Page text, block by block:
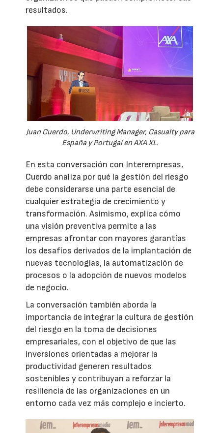
resultados.
Juan Cuerdo, Underwriting Manager, Casualty para
España y Portugal en AXA XL.
En esta conversación con Interempresas,
Cuerdo analiza por qué la gestión del riesgo
debe considerarse una parte esencial de
cualquier estrategia de crecimiento y
transformación. Asimismo, explica cómo
una visión preventiva permite a las
empresas afrontar con mayores garantías
los desafíos derivados de la implantación de
nuevas tecnologías, la automatización de
procesos o la adopción de nuevos modelos
de negocio.
La conversación también aborda la
importancia de integrar la cultura de gestión
del riesgo en la toma de decisiones
empresariales, con el objetivo de que las
inversiones orientadas a mejorar la
productividad generen resultados
sostenibles y contribuyan a reforzar la
resiliencia de las organizaciones en un
entorno cada vez más complejo e incierto.